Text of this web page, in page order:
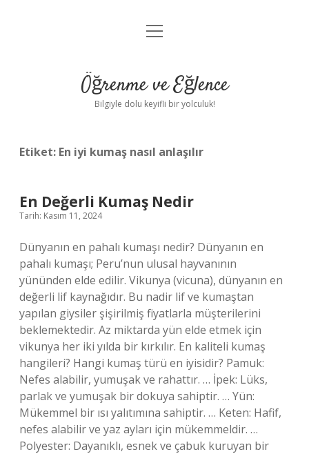
Anasayfa
Yasal Uyarı
menüyü
Öğrenme ve Eğlence
Bilgiyle dolu keyifli bir yolculuk!
Etiket: En iyi kumaş nasıl anlaşılır
En Değerli Kumaş Nedir
Tarih: Kasım 11, 2024
Dünyanın en pahalı kumaşı nedir? Dünyanın en
pahalı kumaşı; Peru’nun ulusal hayvanının
yününden elde edilir. Vikunya (vicuna), dünyanın en
değerli lif kaynağıdır. Bu nadir lif ve kumaştan
yapılan giysiler şişirilmiş fiyatlarla müşterilerini
beklemektedir. Az miktarda yün elde etmek için
vikunya her iki yılda bir kırkılır. En kaliteli kumaş
hangileri? Hangi kumaş türü en iyisidir? Pamuk:
Nefes alabilir, yumuşak ve rahattır. … İpek: Lüks,
parlak ve yumuşak bir dokuya sahiptir. … Yün:
Mükemmel bir ısı yalıtımına sahiptir. … Keten: Hafif,
nefes alabilir ve yaz ayları için mükemmeldir. …
Polyester: Dayanıklı, esnek ve çabuk kuruyan bir